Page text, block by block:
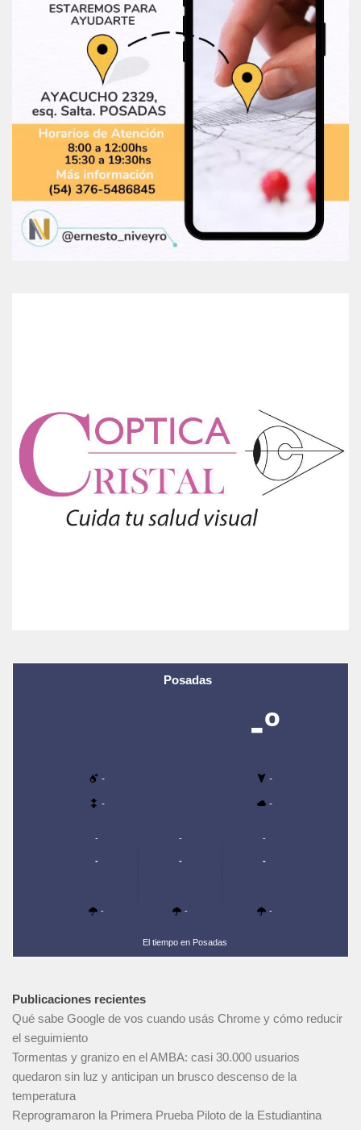
Posadas
-º
- -
- -
-
-
-
-
-
-
-
-
-
El tiempo en Posadas
Publicaciones recientes
Qué sabe Google de vos cuando usás Chrome y cómo reducir
el seguimiento
Tormentas y granizo en el AMBA: casi 30.000 usuarios
quedaron sin luz y anticipan un brusco descenso de la
temperatura
Reprogramaron la Primera Prueba Piloto de la Estudiantina